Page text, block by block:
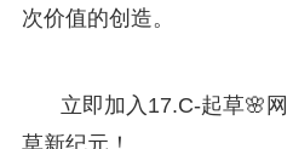
次价值的创造。
立即加入17.C-起草🌸
草新纪元！